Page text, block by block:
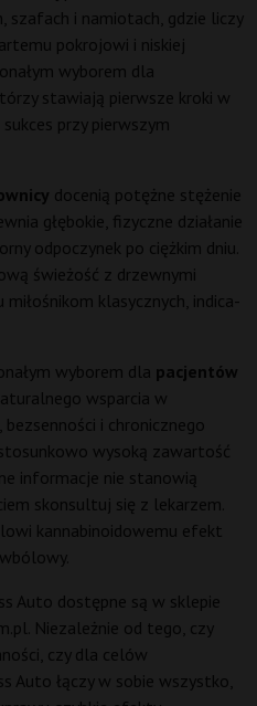
szafach i namiotach, gdzie liczy
pokrojowi i niskiej
wyborem dla
stawiają pierwsze kroki w
przy pierwszym
docenią potężne stężenie
głębokie, fizyczne działanie
odpoczynek po ciężkim dniu.
świeżość z drzewnymi
klasycznych, indica-
wyborem dla pacjentów
wsparcia w
i chronicznego
wysoką zawartość
informacje nie stanowią
skonsultuj się z lekarzem.
kannabinoidowemu efekt
Auto dostępne są w sklepie
Niezależnie od tego, czy
czy dla celów
Auto łączy w sobie wszystko,